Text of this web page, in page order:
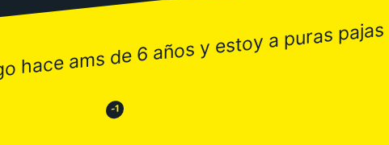
hace ams de 6 años y estoy a puras pajas
😒 -1 😂